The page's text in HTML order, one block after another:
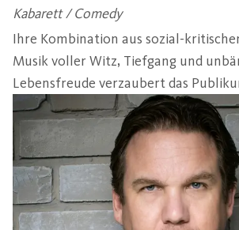
Kabarett / Comedy
Ihre Kombination aus sozial-
Musik voller Witz, Tiefgang und
Lebensfreude verzaubert das